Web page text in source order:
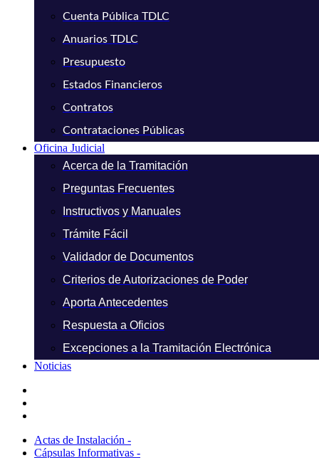
Cuenta Pública TDLC
Anuarios TDLC
Presupuesto
Estados Financieros
Contratos
Contrataciones Públicas
Oficina Judicial
Acerca de la Tramitación
Preguntas Frecuentes
Instructivos y Manuales
Trámite Fácil
Validador de Documentos
Criterios de Autorizaciones de Poder
Aporta Antecedentes
Respuesta a Oficios
Excepciones a la Tramitación Electrónica
Noticias
Actas de Instalación -
Cápsulas Informativas -